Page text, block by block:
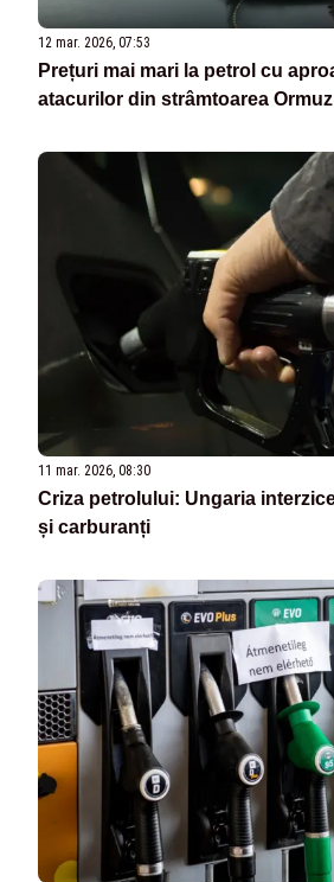
12 mar. 2026, 07:53
Prețuri mai mari la petrol cu
atacurilor din strâmtoarea Ormuz
11 mar. 2026, 08:30
Criza petrolului: Ungaria
și carburanți